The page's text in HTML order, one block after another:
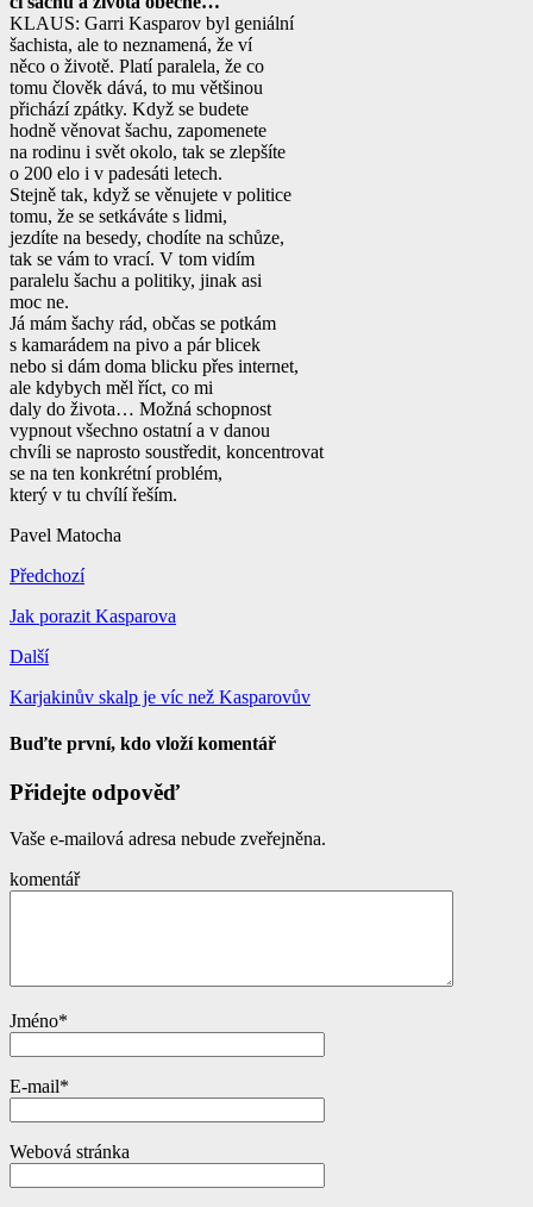
KLAUS: Garri Kasparov byl geniální
šachista, ale to neznamená, že ví
něco o životě. Platí paralela, že co
tomu člověk dává, to mu většinou
přichází zpátky. Když se budete
hodně věnovat šachu, zapomenete
na rodinu i svět okolo, tak se zlepšíte
o 200 elo i v padesáti letech.
Stejně tak, když se věnujete v politice
tomu, že se setkáváte s lidmi,
jezdíte na besedy, chodíte na schůze,
tak se vám to vrací. V tom vidím
paralelu šachu a politiky, jinak asi
moc ne.
Já mám šachy rád, občas se potkám
s kamarádem na pivo a pár blicek
nebo si dám doma blicku přes internet,
ale kdybych měl říct, co mi
daly do života… Možná schopnost
vypnout všechno ostatní a v danou
chvíli se naprosto soustředit, koncentrovat
se na ten konkrétní problém,
který v tu chvílí řeším.
Pavel Matocha
Předchozí
Jak porazit Kasparova
Další
Karjakinův skalp je víc než Kasparovův
Buďte první, kdo vloží komentář
Přidejte odpověď
Vaše e-mailová adresa nebude zveřejněna.
komentář
Jméno*
E-mail*
Webová stránka